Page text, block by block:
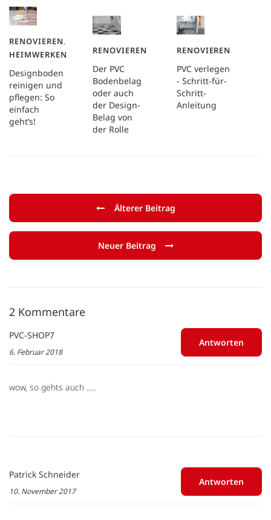
Designboden
reinigen und
pflegen: So
einfach
geht’s!
RENOVIEREN,
HEIMWERKEN
Der PVC
Bodenbelag
oder auch
der Design-
Belag von
der Rolle
RENOVIEREN
PVC verlegen
- Schritt-für-
Schritt-
Anleitung
RENOVIEREN
Älterer Beitrag
Neuer Beitrag
2 Kommentare
PVC-SHOP7
6. Februar 2018
wow, so gehts auch .....
Antworten
Patrick Schneider
10. November 2017
Antworten